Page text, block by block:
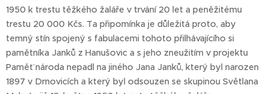
1950 k trestu těžkého žaláře v trvání 20 let a peněžitému
trestu 20 000 Kčs. Ta připomínka je důležitá proto, aby
temný stín spojený s fabulacemi tohoto přilhávajícího si
pamětníka Janků z Hanušovic a s jeho zneužitím v projektu
Paměť národa nepadl na jiného Jana Janků, který byl narozen
1897 v Drnovicích a který byl odsouzen se skupinou Světlana